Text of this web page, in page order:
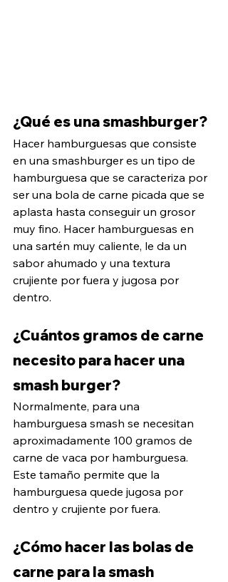
¿Qué es una smashburger?
Hacer hamburguesas que consiste
en una smashburger es un tipo de
hamburguesa que se caracteriza por
ser una bola de carne picada que se
aplasta hasta conseguir un grosor
muy fino. Hacer hamburguesas en
una sartén muy caliente, le da un
sabor ahumado y una textura
crujiente por fuera y jugosa por
dentro.
¿Cuántos gramos de carne
necesito para hacer una
smash burger?
Normalmente, para una
hamburguesa smash se necesitan
aproximadamente 100 gramos de
carne de vaca por hamburguesa.
Este tamaño permite que la
hamburguesa quede jugosa por
dentro y crujiente por fuera.
¿Cómo hacer las bolas de
carne para la smash